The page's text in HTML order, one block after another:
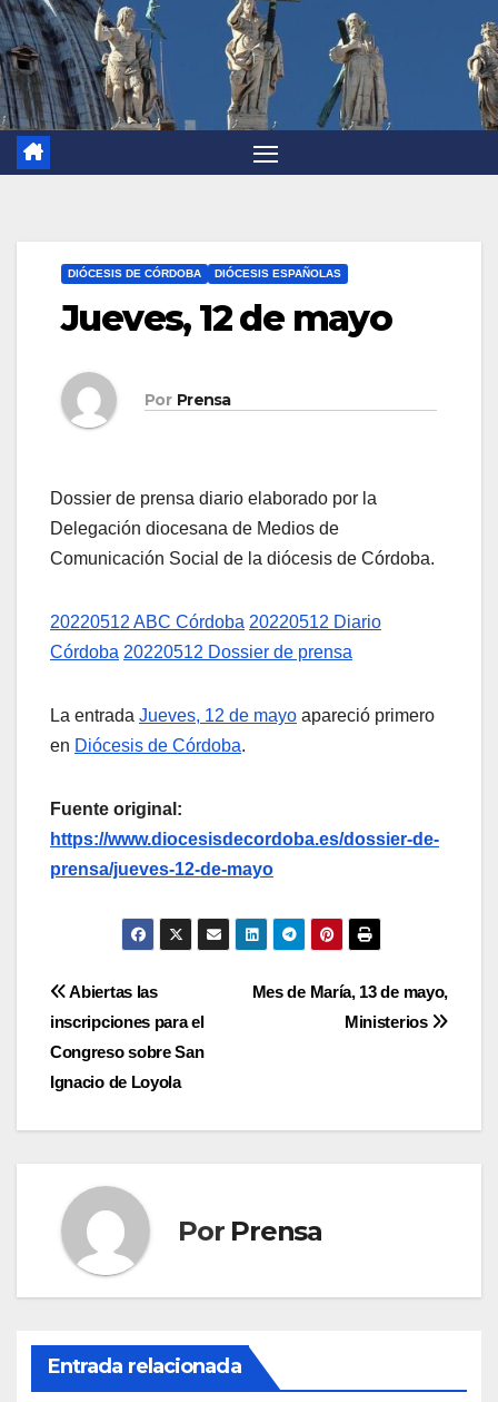
DIÓCESIS DE CÓRDOBA DIÓCESIS ESPAÑOLAS
Jueves, 12 de mayo
Por Prensa
Dossier de prensa diario elaborado por la
Delegación diocesana de Medios de
Comunicación Social de la diócesis de Córdoba.
20220512 ABC Córdoba 20220512 Diario
Córdoba 20220512 Dossier de prensa
La entrada Jueves, 12 de mayo apareció primero
en Diócesis de Córdoba.
Fuente original:
https://www.diocesisdecordoba.es/dossier-de-
prensa/jueves-12-de-mayo
Navegación
de
entradas
Mes de María, 13 de mayo,
Ministerios
Abiertas las
inscripciones para el
Congreso sobre San
Ignacio de Loyola
Por Prensa
Entrada relacionada